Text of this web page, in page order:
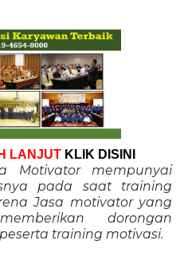
LANJUT KLIK DISINI
Motivator mempunyai
pada saat training
Jasa motivator yang
dorongan
training motivasi.